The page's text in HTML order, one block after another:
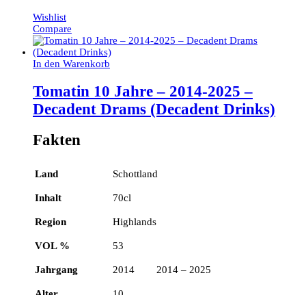
Wishlist
Compare
In den Warenkorb
Tomatin 10 Jahre – 2014-2025 –
Decadent Drams (Decadent Drinks)
Fakten
Land Schottland
Inhalt 70cl
Region Highlands
VOL % 53
Jahrgang 2014 2014 – 2025